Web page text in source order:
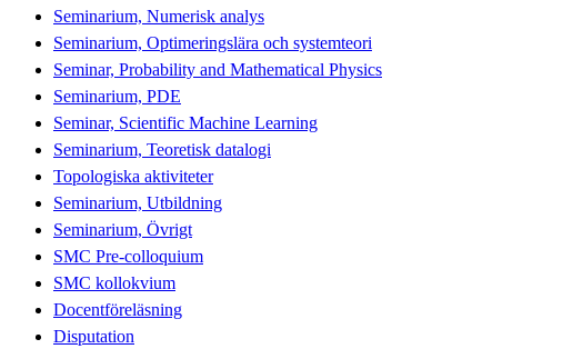
Seminarium, Numerisk analys
Seminarium, Optimeringslära och systemteori
Seminar, Probability and Mathematical Physics
Seminarium, PDE
Seminar, Scientific Machine Learning
Seminarium, Teoretisk datalogi
Topologiska aktiviteter
Seminarium, Utbildning
Seminarium, Övrigt
SMC Pre-colloquium
SMC kollokvium
Docentföreläsning
Disputation